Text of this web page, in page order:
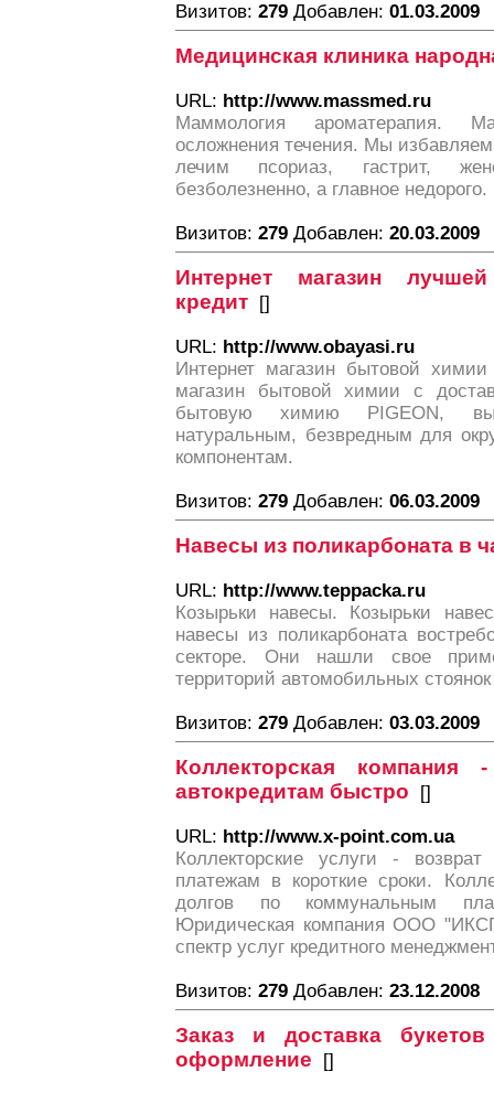
Визитов: 279 Добавлен: 01.03.2009
Медицинская клиника
URL: http://www.massmed.ru
Маммология ароматерапия.
осложнения течения. Мы
лечим псориаз, гастрит,
безболезненно, а главное недорого.
Визитов: 279 Добавлен: 20.03.2009
Интернет магазин
кредит []
URL: http://www.obayasi.ru
Интернет магазин бытовой
магазин бытовой химии с
бытовую химию PIGEON, вы
натуральным, безвредным для
компонентам.
Визитов: 279 Добавлен: 06.03.2009
Навесы из поликарбоната в
URL: http://www.teppacka.ru
Козырьки навесы. Козырьки
навесы из поликарбоната
секторе. Они нашли свое
территорий автомобильных
Визитов: 279 Добавлен: 03.03.2009
Коллекторская
автокредитам быстро []
URL: http://www.x-point.com.ua
Коллекторские услуги -
платежам в короткие сроки.
долгов по коммунальным
Юридическая компания ООО
спектр услуг кредитного
Визитов: 279 Добавлен: 23.12.2008
Заказ и доставка
оформление []